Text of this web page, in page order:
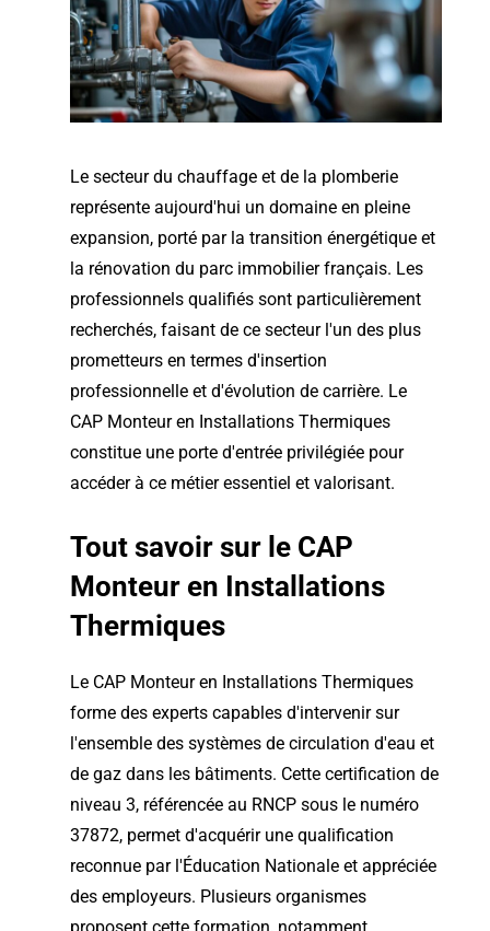
Le secteur du chauffage et de la plomberie
représente aujourd'hui un domaine en pleine
expansion, porté par la transition énergétique et
la rénovation du parc immobilier français. Les
professionnels qualifiés sont particulièrement
recherchés, faisant de ce secteur l'un des plus
prometteurs en termes d'insertion
professionnelle et d'évolution de carrière. Le
CAP Monteur en Installations Thermiques
constitue une porte d'entrée privilégiée pour
accéder à ce métier essentiel et valorisant.
Tout savoir sur le CAP
Monteur en Installations
Thermiques
Le CAP Monteur en Installations Thermiques
forme des experts capables d'intervenir sur
l'ensemble des systèmes de circulation d'eau et
de gaz dans les bâtiments. Cette certification de
niveau 3, référencée au RNCP sous le numéro
37872, permet d'acquérir une qualification
reconnue par l'Éducation Nationale et appréciée
des employeurs. Plusieurs organismes